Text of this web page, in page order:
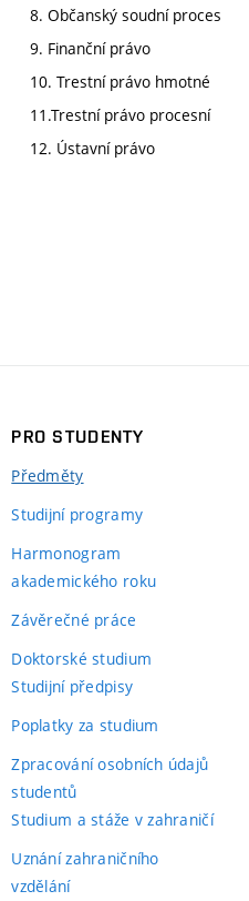
8. Občanský soudní proces
9. Finanční právo
10. Trestní právo hmotné
11.Trestní právo procesní
12. Ústavní právo
PRO STUDENTY
Předměty
Studijní programy
Harmonogram
akademického roku
Závěrečné práce
Doktorské studium
Studijní předpisy
Poplatky za studium
Zpracování osobních údajů
studentů
Studium a stáže v zahraničí
Uznání zahraničního
vzdělání